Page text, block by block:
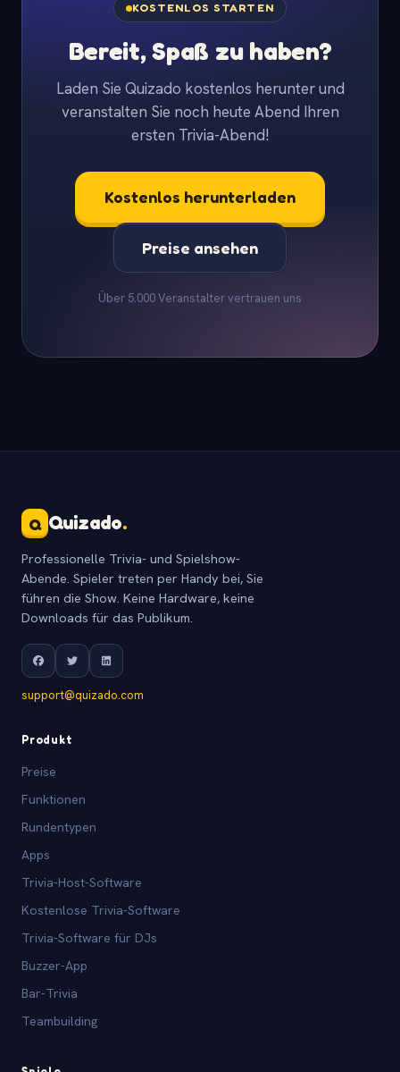
KOSTENLOS STARTEN
Bereit, Spaß zu haben?
Laden Sie Quizado kostenlos herunter und
veranstalten Sie noch heute Abend Ihren
ersten Trivia-Abend!
Kostenlos herunterladen
Preise ansehen
Über 5.000 Veranstalter vertrauen uns
Q Quizado.
Professionelle Trivia- und Spielshow-
Abende. Spieler treten per Handy bei, Sie
führen die Show. Keine Hardware, keine
Downloads für das Publikum.
support@quizado.com
Produkt
Preise
Funktionen
Rundentypen
Apps
Trivia-Host-Software
Kostenlose Trivia-Software
Trivia-Software für DJs
Buzzer-App
Bar-Trivia
Teambuilding